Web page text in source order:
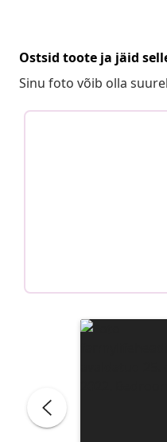
Ostsid toote ja jäid
Sinu foto võib olla